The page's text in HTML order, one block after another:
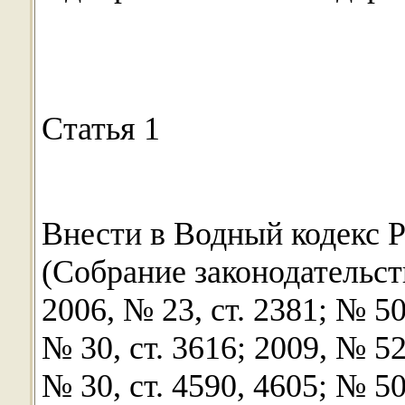
Статья 1
Внести в Водный кодекс
(Собрание
2006, № 23, ст. 2381; №
№ 30, ст. 3616; 2009, №
№ 30, ст. 4590, 4605; №